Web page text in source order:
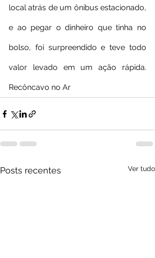
local atrás de um ônibus estacionado,
e ao pegar o dinheiro que tinha no
bolso, foi surpreendido e teve todo
valor levado em um ação rápida.
Recôncavo no Ar
Posts recentes Ver tudo